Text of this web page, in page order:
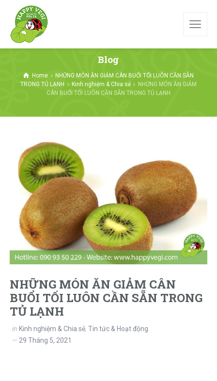
Blog
Home
NHỮNG MÓN ĂN GIẢM CÂN BUỔI TỐI LUÔN CẦN SẴN
TRONG TỦ LẠNH
Kinh nghiệm & Chia sẻ
NHỮNG MÓN ĂN GIẢM
CÂN BUỔI TỐI LUÔN CẦN SẴN TRONG TỦ LẠNH
NHỮNG MÓN ĂN GIẢM CÂN
BUỔI TỐI LUÔN CẦN SẴN TRONG
TỦ LẠNH
in Kinh nghiệm & Chia sẻ, Tin tức & Hoạt động
29 Tháng 5, 2021